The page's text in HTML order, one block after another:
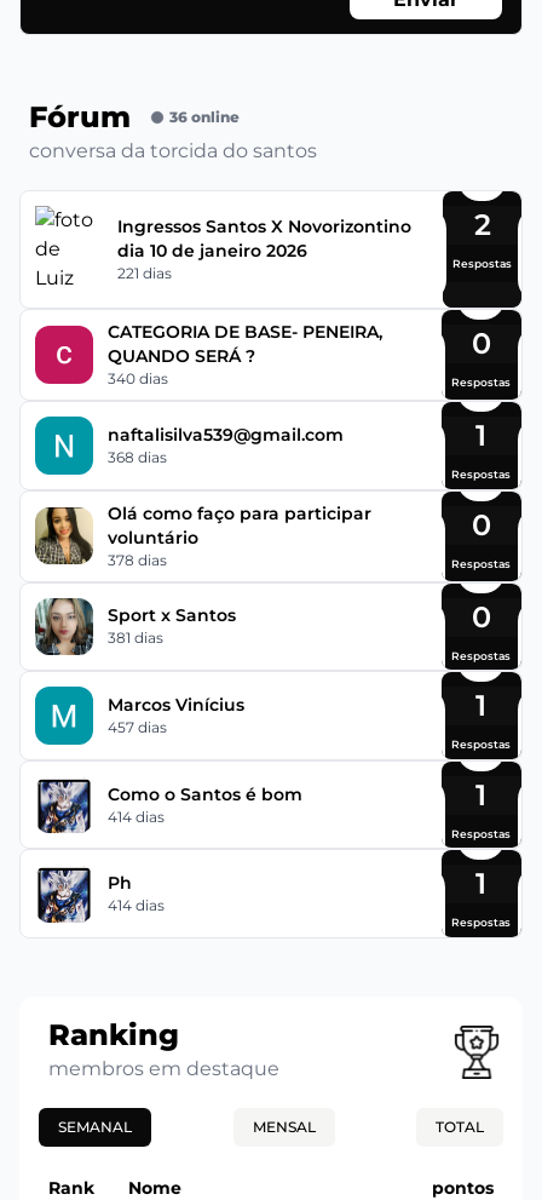
Fórum 36 online
conversa da torcida do santos
Ingressos Santos X Novorizontino
dia 10 de janeiro 2026
221 dias
2
Respostas
CATEGORIA DE BASE- PENEIRA,
QUANDO SERÁ ?
340 dias
0
Respostas
naftalisilva539@gmail.com
368 dias
1
Respostas
Olá como faço para participar
voluntário
378 dias
0
Respostas
Sport x Santos
381 dias
0
Respostas
Marcos Vinícius
457 dias
1
Respostas
Como o Santos é bom
414 dias
1
Respostas
Ph
414 dias
1
Respostas
Ranking
membros em destaque
SEMANAL MENSAL TOTAL
Rank Nome pontos